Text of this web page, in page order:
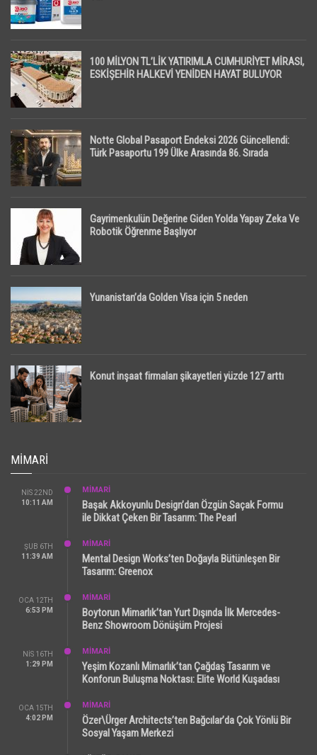
100 MİLYON TL’LİK YATIRIMLA CUMHURİYET MİRASI,
ESKİŞEHİR HALKEVİ YENİDEN HAYAT BULUYOR
Notte Global Pasaport Endeksi 2026 Güncellendi:
Türk Pasaportu 199 Ülke Arasında 86. Sırada
Gayrimenkulün Değerine Giden Yolda Yapay Zeka Ve
Robotik Öğrenme Başlıyor
Yunanistan’da Golden Visa için 5 neden
Konut inşaat firmaları şikayetleri yüzde 127 arttı
MIMARI
NIS 22ND
10:11 AM
MİMARİ
Başak Akkoyunlu Design’dan Özgün Saçak Formu
ile Dikkat Çeken Bir Tasarım: The Pearl
ŞUB 6TH
11:39 AM
MİMARİ
Mental Design Works’ten Doğayla Bütünleşen Bir
Tasarım: Greenox
OCA 12TH
6:53 PM
MİMARİ
Boytorun Mimarlık’tan Yurt Dışında İlk Mercedes-
Benz Showroom Dönüşüm Projesi
NIS 16TH
1:29 PM
MİMARİ
Yeşim Kozanlı Mimarlık’tan Çağdaş Tasarım ve
Konforun Buluşma Noktası: Elite World Kuşadası
OCA 15TH
4:02 PM
MİMARİ
Özer\Ürger Architects’ten Bağcılar’da Çok Yönlü Bir
Sosyal Yaşam Merkezi